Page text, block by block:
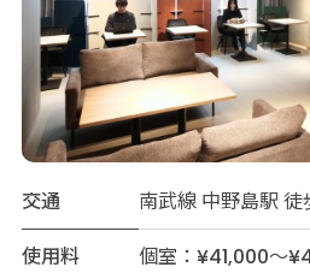
交通
南武線 中野島駅 徒
使用料
個室：¥41,000～